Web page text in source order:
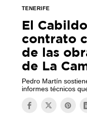
TENERIFE
El
contrato
de las
de La
Pedro Martín
informes técnicos